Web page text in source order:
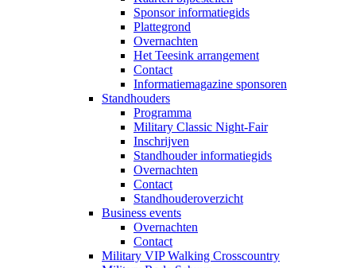
Sponsor informatiegids
Plattegrond
Overnachten
Het Teesink arrangement
Contact
Informatiemagazine sponsoren
Standhouders
Programma
Military Classic Night-Fair
Inschrijven
Standhouder informatiegids
Overnachten
Contact
Standhouderoverzicht
Business events
Overnachten
Contact
Military VIP Walking Crosscountry